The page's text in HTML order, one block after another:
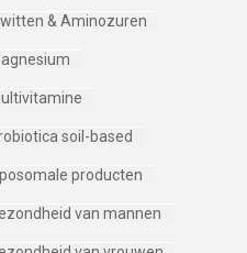
& Aminozuren
soil-based
producten
van mannen